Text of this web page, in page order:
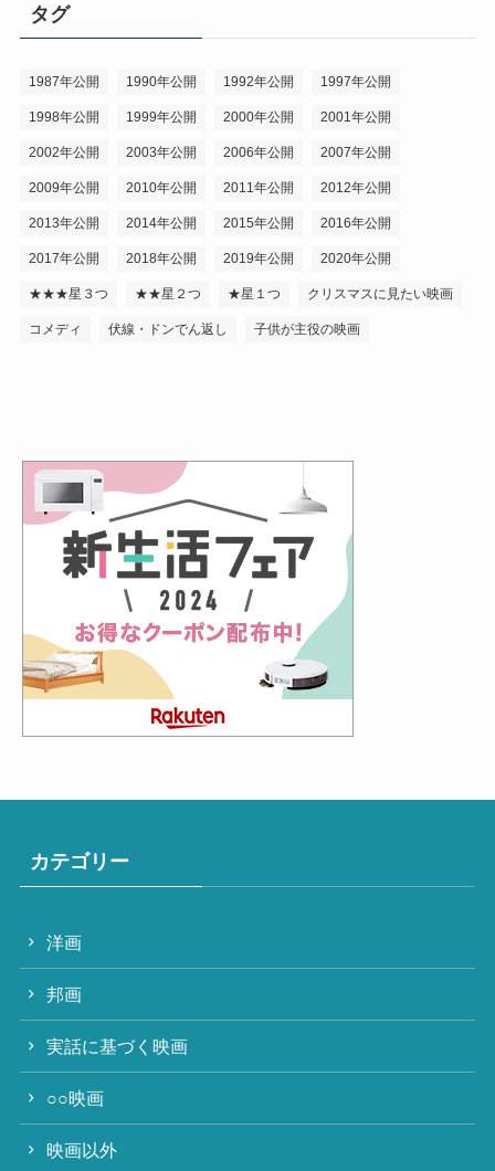
タグ
1987年公開 1990年公開 1992年公開 1997年公開
1998年公開 1999年公開 2000年公開 2001年公開
2002年公開 2003年公開 2006年公開 2007年公開
2009年公開 2010年公開 2011年公開 2012年公開
2013年公開 2014年公開 2015年公開 2016年公開
2017年公開 2018年公開 2019年公開 2020年公開
★★★星３つ ★★星２つ ★星１つ クリスマスに見たい映画
コメディ 伏線・ドンでん返し 子供が主役の映画
カテゴリー
洋画
邦画
実話に基づく映画
○○映画
映画以外